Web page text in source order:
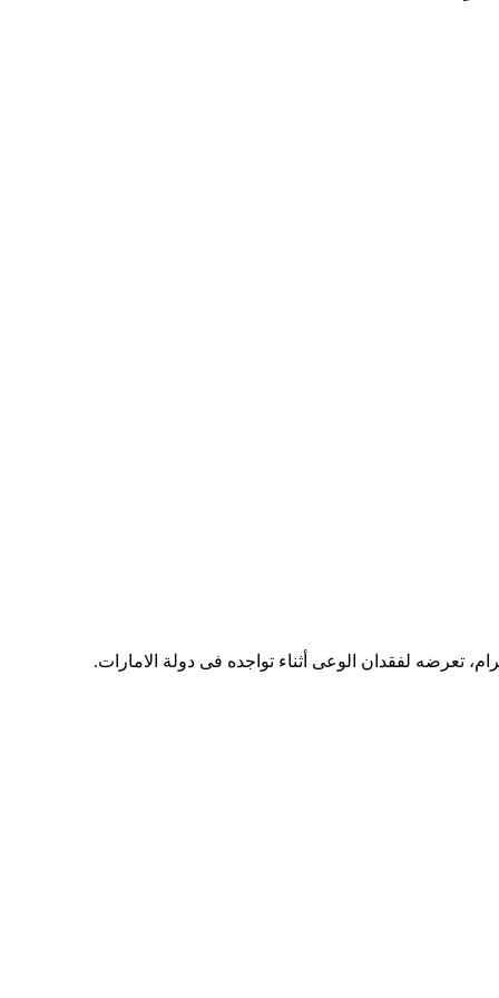
تعرضه لفقدان الوعى أثناء تواجده فى دولة الامارات.